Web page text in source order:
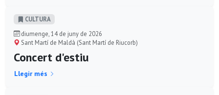
CULTURA
diumenge, 14 de juny de 2026
Sant Martí de Maldà (Sant Martí de Riucorb)
Concert d'estiu
Llegir més